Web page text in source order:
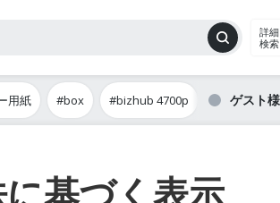
詳細
検索
用紙 #box #bizhub 4700p ゲスト
基づく表示